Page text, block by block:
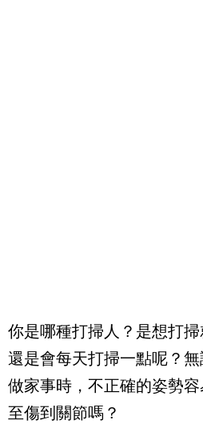
你是哪種打掃人？是想打掃
還是會每天打掃一點呢？
做家事時，不正確的姿勢
至傷到關節嗎？